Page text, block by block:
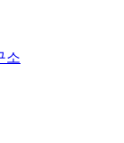
소